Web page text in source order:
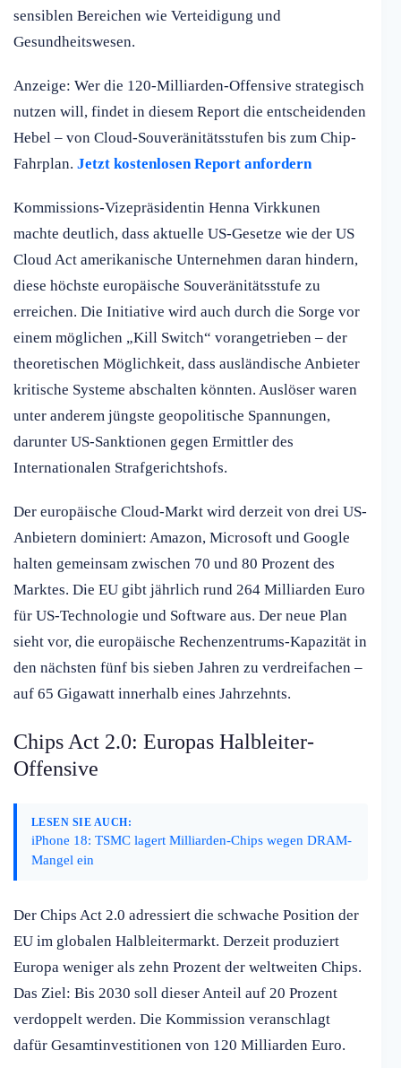
sensiblen Bereichen wie Verteidigung und
Gesundheitswesen.
Anzeige: Wer die 120-Milliarden-Offensive strategisch
nutzen will, findet in diesem Report die entscheidenden
Hebel – von Cloud-Souveränitätsstufen bis zum Chip-
Fahrplan. Jetzt kostenlosen Report anfordern
Kommissions-Vizepräsidentin Henna Virkkunen
machte deutlich, dass aktuelle US-Gesetze wie der US
Cloud Act amerikanische Unternehmen daran hindern,
diese höchste europäische Souveränitätsstufe zu
erreichen. Die Initiative wird auch durch die Sorge vor
einem möglichen „Kill Switch“ vorangetrieben – der
theoretischen Möglichkeit, dass ausländische Anbieter
kritische Systeme abschalten könnten. Auslöser waren
unter anderem jüngste geopolitische Spannungen,
darunter US-Sanktionen gegen Ermittler des
Internationalen Strafgerichtshofs.
Der europäische Cloud-Markt wird derzeit von drei US-
Anbietern dominiert: Amazon, Microsoft und Google
halten gemeinsam zwischen 70 und 80 Prozent des
Marktes. Die EU gibt jährlich rund 264 Milliarden Euro
für US-Technologie und Software aus. Der neue Plan
sieht vor, die europäische Rechenzentrums-Kapazität in
den nächsten fünf bis sieben Jahren zu verdreifachen –
auf 65 Gigawatt innerhalb eines Jahrzehnts.
Chips Act 2.0: Europas Halbleiter-
Offensive
LESEN SIE AUCH:
iPhone 18: TSMC lagert Milliarden-Chips wegen DRAM-
Mangel ein
Der Chips Act 2.0 adressiert die schwache Position der
EU im globalen Halbleitermarkt. Derzeit produziert
Europa weniger als zehn Prozent der weltweiten Chips.
Das Ziel: Bis 2030 soll dieser Anteil auf 20 Prozent
verdoppelt werden. Die Kommission veranschlagt
dafür Gesamtinvestitionen von 120 Milliarden Euro.